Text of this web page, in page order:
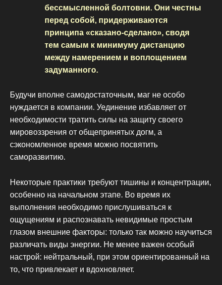
бессмысленной болтовни. Они честны
перед собой, придерживаются
принципа «сказано-сделано», сводя
тем самым к минимуму дистанцию
между намерением и воплощением
задуманного.
Будучи вполне самодостаточным, маг не особо
нуждается в компании. Уединение избавляет от
необходимости тратить силы на защиту своего
мировоззрения от общепринятых догм, а
сэкономленное время можно посвятить
саморазвитию.
Некоторые практики требуют тишины и концентрации,
особенно на начальном этапе. Во время их
выполнения необходимо прислушиваться к
ощущениям и распознавать невидимые простым
глазом внешние факторы: только так можно научиться
различать виды энергии. Не менее важен особый
настрой: нейтральный, при этом ориентированный на
то, что привлекает и вдохновляет.